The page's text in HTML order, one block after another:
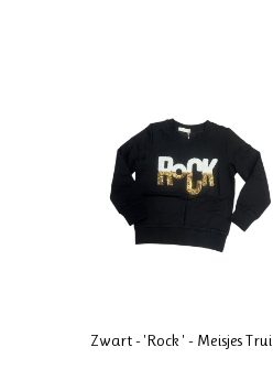
Zwart - 'Rock ' - Meisjes Trui